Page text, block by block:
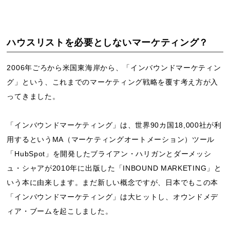
ハウスリストを必要としないマーケティング？
2006年ごろから米国東海岸から、「インバウンドマーケティン
グ」という、これまでのマーケティング戦略を覆す考え方が入
ってきました。
「インバウンドマーケティング」は、世界90カ国18,000社が利
用するというMA（マーケティングオートメーション）ツール
「HubSpot」を開発したブライアン・ハリガンとダーメッシ
ュ・シャアが2010年に出版した「INBOUND MARKETING」と
いう本に由来します。まだ新しい概念ですが、日本でもこの本
「インバウンドマーケティング」は大ヒットし、オウンドメデ
ィア・ブームを起こしました。